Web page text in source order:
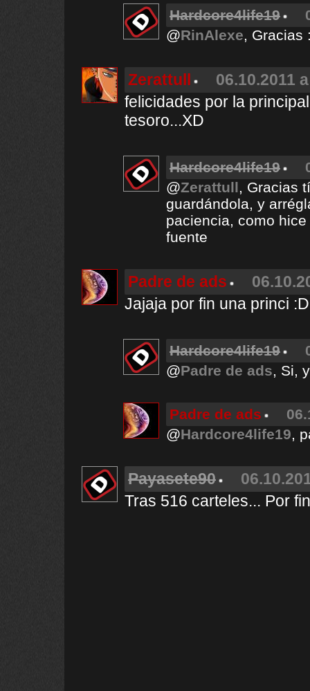
Hardcore4life19
@RinAlexe, Gracias
Zerattull
06.10.2011
felicidades por la
tesoro...XD
Hardcore4life19
@Zerattull, Gracias
guardándola, y
paciencia, como
fuente
Padre de ads
Jajaja por fin una princi :D
Hardcore4life19
@Padre de ads, Si,
Padre de ads
@Hardcore4life19,
Payasete90
Tras 516 carteles... Por